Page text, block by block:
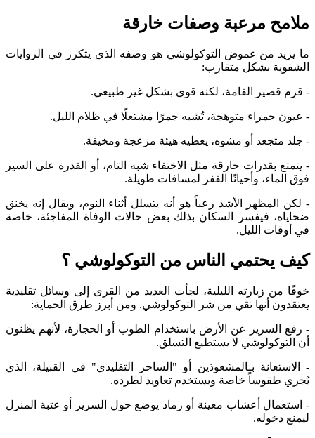
ملامح مرعبة وصفات خارقة
ما يزيد من غموض التوكولوشي هو وصفه الذي يتكرر في الروايات
الشفوية بشكل متقارب:
- قزم قصير القامة، لكنه قوي بشكل غير طبيعي.
- عيون حمراء متوهجة، تُشبه جمرًا مشتعلًا في ظلام الليل.
- جلد متجعد أو مشوه، يعطيه هيئة مزعجة ومخيفة.
- يتمتع بقدرات خارقة مثل الاختفاء شبه التام، أو القدرة على السير
فوق الماء، وأحيانًا القفز لمسافات طويلة.
- لكن المظهر الأشد رعباً هو أنه يتسلل أثناء النوم، ويقال إنه يخنق
ضحاياه، فيفسر السكان بذلك بعض حالات الوفاة المفاجئة، خاصة
في أوقات الليل.
كيف يحتمي الناس من التوكولوشي ؟
خوفًا من زيارته الليلية، لجأت العديد من القرى إلى وسائل تقليدية
يعتقدون أنها تقي من شر التوكولوشي. ومن أبرز طرق الحماية:
- رفع السرير عن الأرض باستخدام الطوب أو الحجارة، لأنهم يظنون
أن التوكولوشي لا يستطيع التسلق.
- الاستعانة بـالمشعوذين أو "الساحر التقليدي" في القبيلة، الذي
يُجري طقوساً خاصة ويستخدم تعاويذ لطرده.
- استعمال أعشاب معينة أو رماد يوضع حول السرير أو عتبة المنزل
ليمنع دخوله.